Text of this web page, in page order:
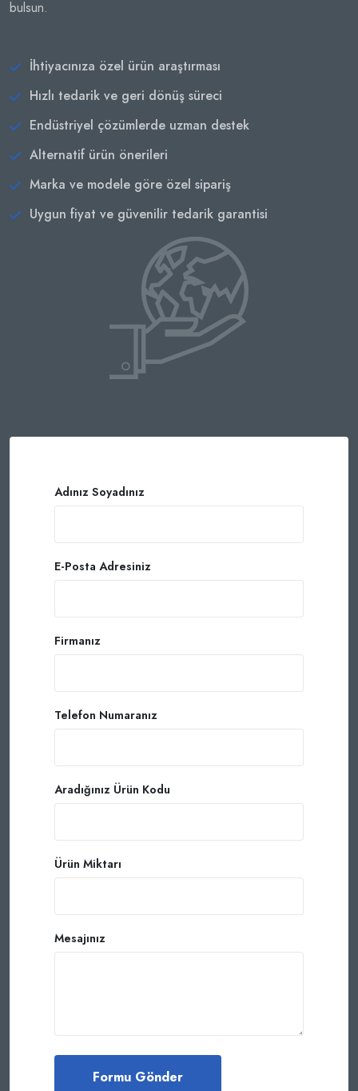
bulsun.
İhtiyacınıza özel ürün araştırması
Hızlı tedarik ve geri dönüş süreci
Endüstriyel çözümlerde uzman destek
Alternatif ürün önerileri
Marka ve modele göre özel sipariş
Uygun fiyat ve güvenilir tedarik garantisi
Adınız Soyadınız
E-Posta Adresiniz
Firmanız
Telefon Numaranız
Aradığınız Ürün Kodu
Ürün Miktarı
Mesajınız